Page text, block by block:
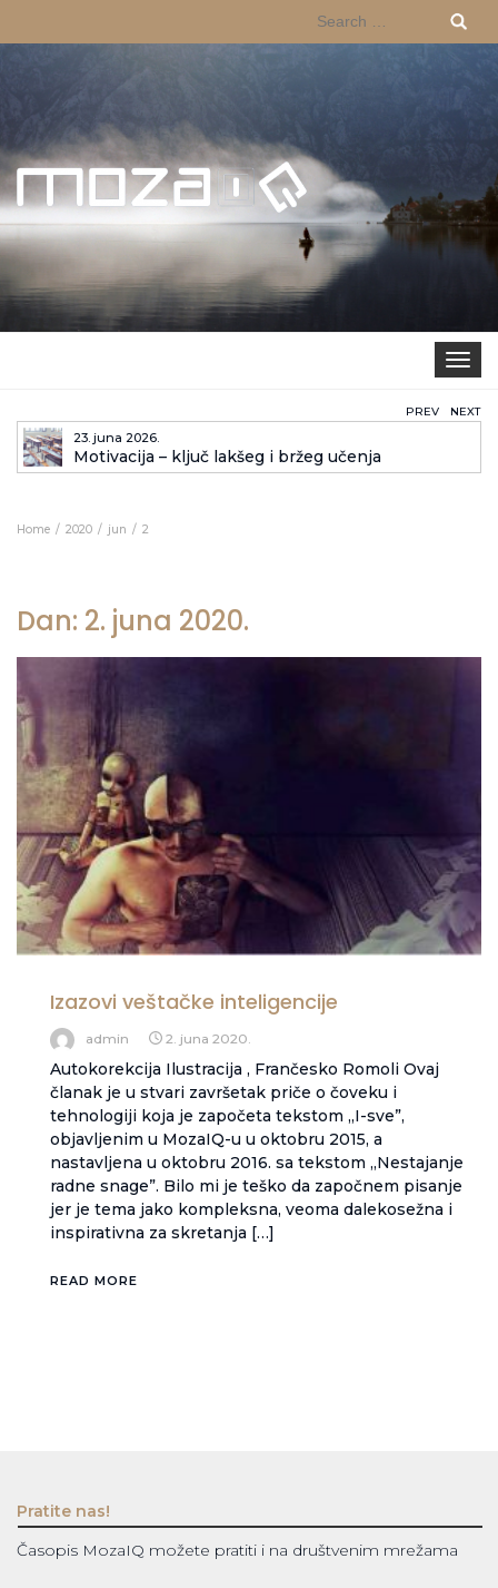
for:
Toggle
23. juna 2026.
Motivacija – ključ lakšeg i bržeg učenja
PREV NEXT
Home 2020 jun 2
Dan: 2. juna 2020.
Izazovi veštačke inteligencije
admin 2. juna 2020.
Autokorekcija Ilustracija , Frančesko Romoli Ovaj
članak je u stvari završetak priče o čoveku i
tehnologiji koja je započeta tekstom „I-sve”,
objavljenim u MozaIQ-u u oktobru 2015, a
nastavljena u oktobru 2016. sa tekstom „Nestajanje
radne snage”. Bilo mi je teško da započnem pisanje
jer je tema jako kompleksna, veoma dalekosežna i
inspirativna za skretanja […]
READ MORE
Pratite nas!
Časopis MozaIQ možete pratiti i na društvenim mrežama